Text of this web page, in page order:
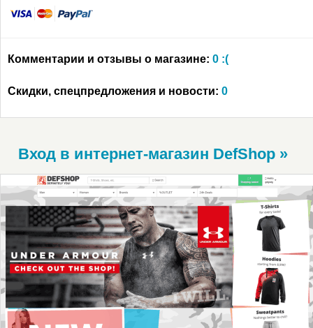
Комментарии и отзывы о магазине: 0 :(
Скидки, спецпредложения и новости: 0
Вход в интернет-магазин DefShop »